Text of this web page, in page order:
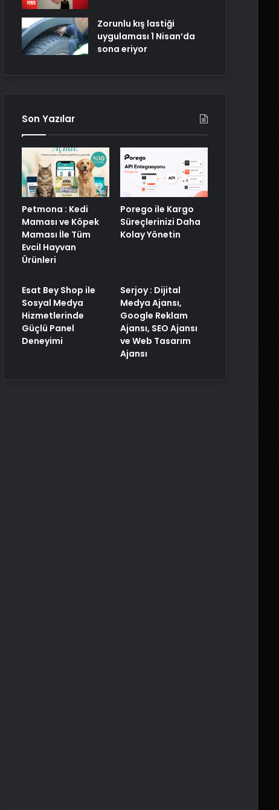
Zorunlu kış lastiği
uygulaması 1 Nisan’da
sona eriyor
Son Yazılar
Petmona : Kedi
Maması ve Köpek
Maması İle Tüm
Evcil Hayvan
Ürünleri
Porego ile Kargo
Süreçlerinizi Daha
Kolay Yönetin
Esat Bey Shop ile
Sosyal Medya
Hizmetlerinde
Güçlü Panel
Deneyimi
Serjoy : Dijital
Medya Ajansı,
Google Reklam
Ajansı, SEO Ajansı
ve Web Tasarım
Ajansı